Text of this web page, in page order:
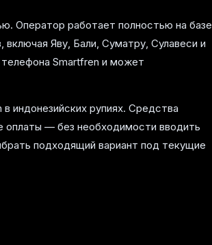
Оператор работает полностью на базе
включая Яву, Бали, Суматру, Сулавеси и
телефона Smartfren и может
индонезийских рупиях. Средства
оплаты — без необходимости вводить
подходящий вариант под текущие